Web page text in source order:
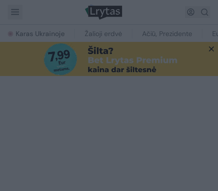
Karas Ukrainoje Žalioji erdvė Ačiū, Prezidente